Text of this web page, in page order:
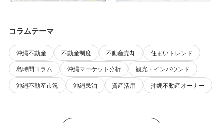
コラムテーマ
沖縄不動産 不動産制度 不動産売却
住まいトレンド
島時間コラム
沖縄マーケット分析
観光・インバウンド
沖縄不動産市況
沖縄民泊 資産活用 沖縄不動産オーナー